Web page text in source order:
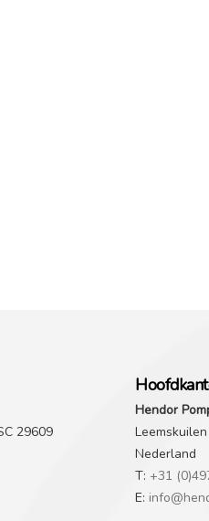
29609
Hendor
Nederland
T: +31
E: